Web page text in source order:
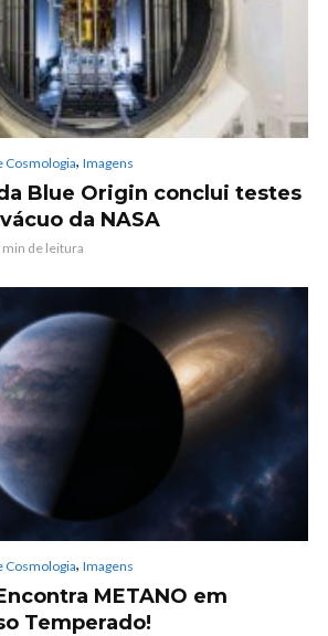
Cosmologia, Imagens
Blue Origin conclui testes
da NASA
min de leitura
Cosmologia, Imagens
METANO em
Temperado!